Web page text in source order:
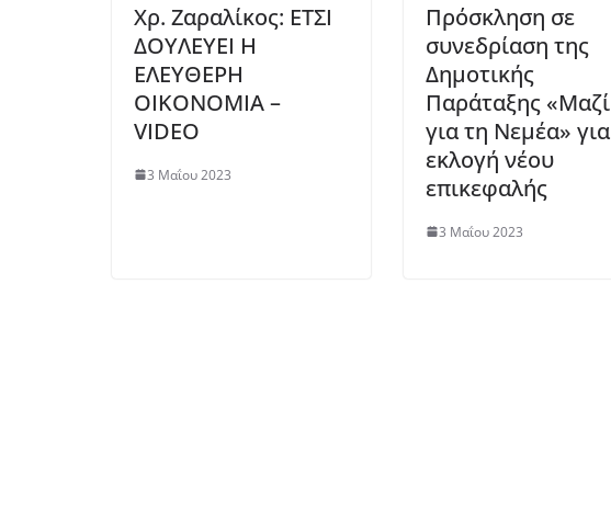
Χρ. Ζαραλίκος: ΕΤΣΙ
ΔΟΥΛΕΥΕΙ Η
ΕΛΕΥΘΕΡΗ
ΟΙΚΟΝΟΜΙΑ –
VIDEO
3 Μαΐου 2023
Πρόσκληση σε
συνεδρίαση της
Δημοτικής
Παράταξης «Μαζί
για τη Νεμέα» για
εκλογή νέου
επικεφαλής
3 Μαΐου 2023